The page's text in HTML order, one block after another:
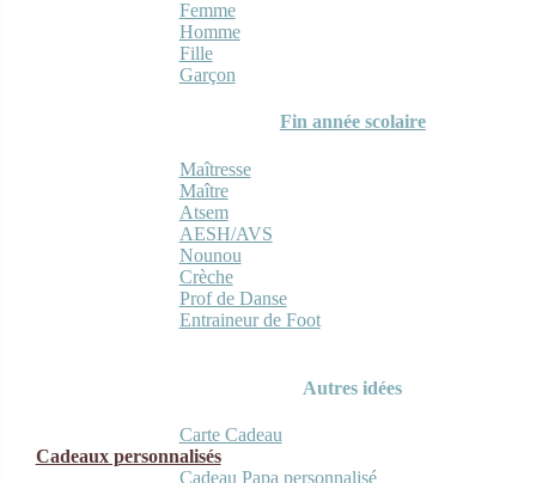
Femme
Homme
Fille
Garçon
Fin année scolaire
Maîtresse
Maître
Atsem
AESH/AVS
Nounou
Crèche
Prof de Danse
Entraineur de Foot
Autres idées
Carte Cadeau
Cadeaux personnalisés
Cadeau Papa personnalisé